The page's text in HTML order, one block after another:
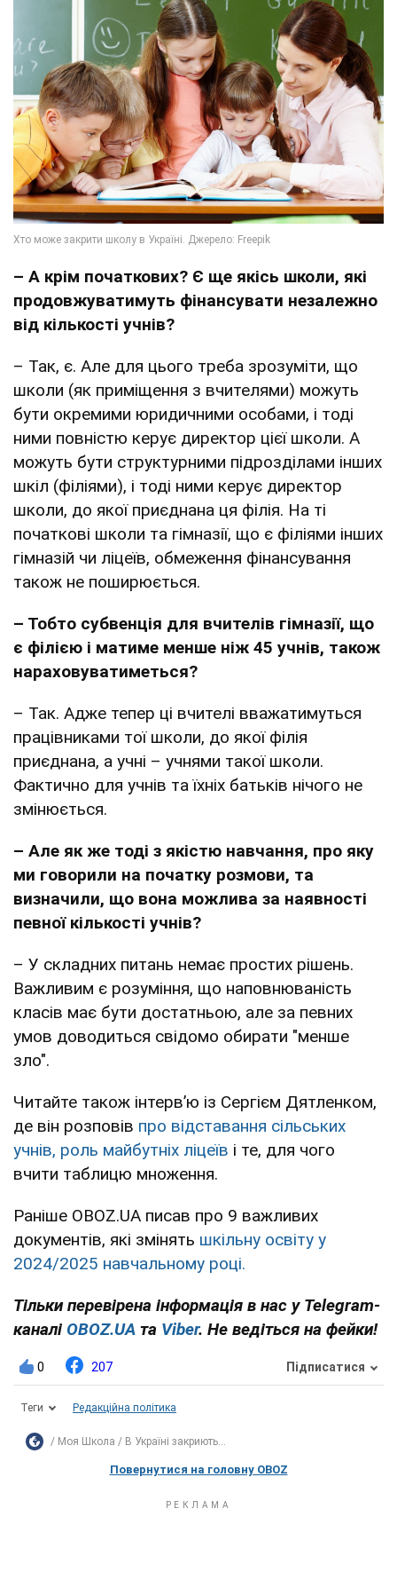
– А крім початкових? Є ще якісь школи, які
продовжуватимуть фінансувати незалежно
від кількості учнів?
– Так, є. Але для цього треба зрозуміти, що
школи (як приміщення з вчителями) можуть
бути окремими юридичними особами, і тоді
ними повністю керує директор цієї школи. А
можуть бути структурними підрозділами інших
шкіл (філіями), і тоді ними керує директор
школи, до якої приєднана ця філія. На ті
початкові школи та гімназії, що є філіями інших
гімназій чи ліцеїв, обмеження фінансування
також не поширюється.
– Тобто субвенція для вчителів гімназії, що
є філією і матиме менше ніж 45 учнів, також
нараховуватиметься?
– Так. Адже тепер ці вчителі вважатимуться
працівниками тої школи, до якої філія
приєднана, а учні – учнями такої школи.
Фактично для учнів та їхніх батьків нічого не
змінюється.
– Але як же тоді з якістю навчання, про яку
ми говорили на початку розмови, та
визначили, що вона можлива за наявності
певної кількості учнів?
– У складних питань немає простих рішень.
Важливим є розуміння, що наповнюваність
класів має бути достатньою, але за певних
умов доводиться свідомо обирати "менше
зло".
Читайте також інтервʼю із Сергієм Дятленком,
де він розповів про відставання сільських
учнів, роль майбутніх ліцеїв і те, для чого
вчити таблицю множення.
Раніше OBOZ.UA писав про 9 важливих
документів, які змінять шкільну освіту у
2024/2025 навчальному році.
Тільки перевірена інформація в нас у Telegram-
каналі OBOZ.UA та Viber. Не ведіться на фейки!
0 207 Підписатися
Теги Редакційна політика
Моя Школа В Україні закриють...
Повернутися на головну OBOZ